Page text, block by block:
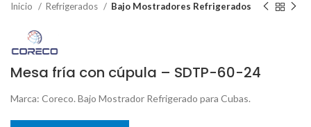
Inicio Refrigerados Bajo Mostradores Refrigerados
Mesa fría con cúpula – SDTP-60-24
Marca: Coreco. Bajo Mostrador Refrigerado para Cubas.